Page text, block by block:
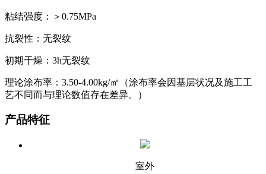
粘结强度：＞0.75MPa
抗裂性：无裂纹
初期干燥：3h无裂纹
理论涂布率：3.50-4.00kg/㎡（涂布率会因基层状况及施工工
艺不同而与理论数值存在差异。）
产品特征
室外